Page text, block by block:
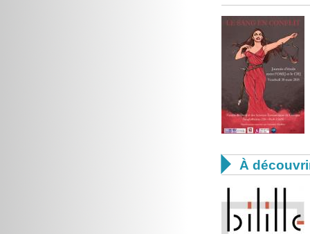
 À